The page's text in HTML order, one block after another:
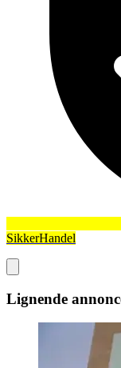
SikkerHandel
Lignende